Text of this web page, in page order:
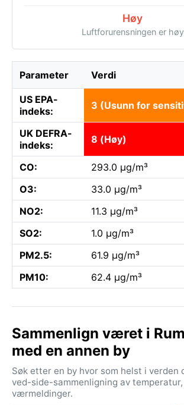
Høy
Luftforurensningen er høy
Parameter Verdi
US EPA-
indeks:
3 (Usunn for
UK DEFRA-
indeks:
8 (Høy)
CO:
293.0 µg/m³
O3:
33.0 µg/m³
NO2:
11.3 µg/m³
SO2:
1.0 µg/m³
PM2.5:
61.9 µg/m³
PM10:
62.4 µg/m³
Sammenlign været i
med en annen by
Søk etter en by hvor som helst i verden
ved-side-sammenligning av
værmeldinger.